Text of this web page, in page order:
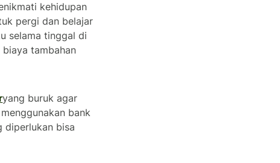
kehidupan
pergi dan belajar
selama tinggal di
biaya tambahan
yang buruk agar
bank
diperlukan bisa